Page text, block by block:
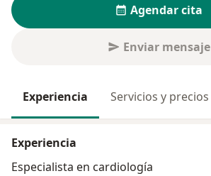
Agendar cita
Enviar mensaje
Experiencia Servicios y precios
Experiencia
Especialista en cardiología